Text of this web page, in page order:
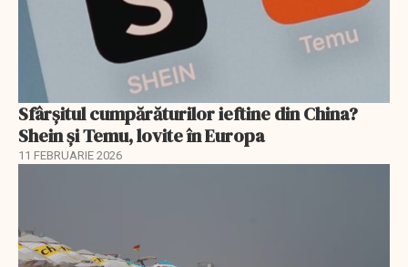
Sfârșitul cumpărăturilor ieftine din China?
Shein și Temu, lovite în Europa
11 FEBRUARIE 2026